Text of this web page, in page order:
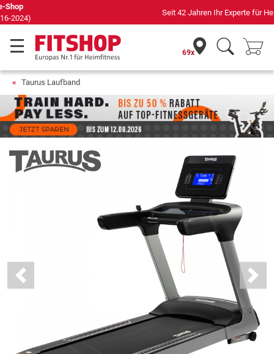
Seit 42 Jahren Ihr Experte für Heimfitness
69x
Taurus Laufband
Previous Next